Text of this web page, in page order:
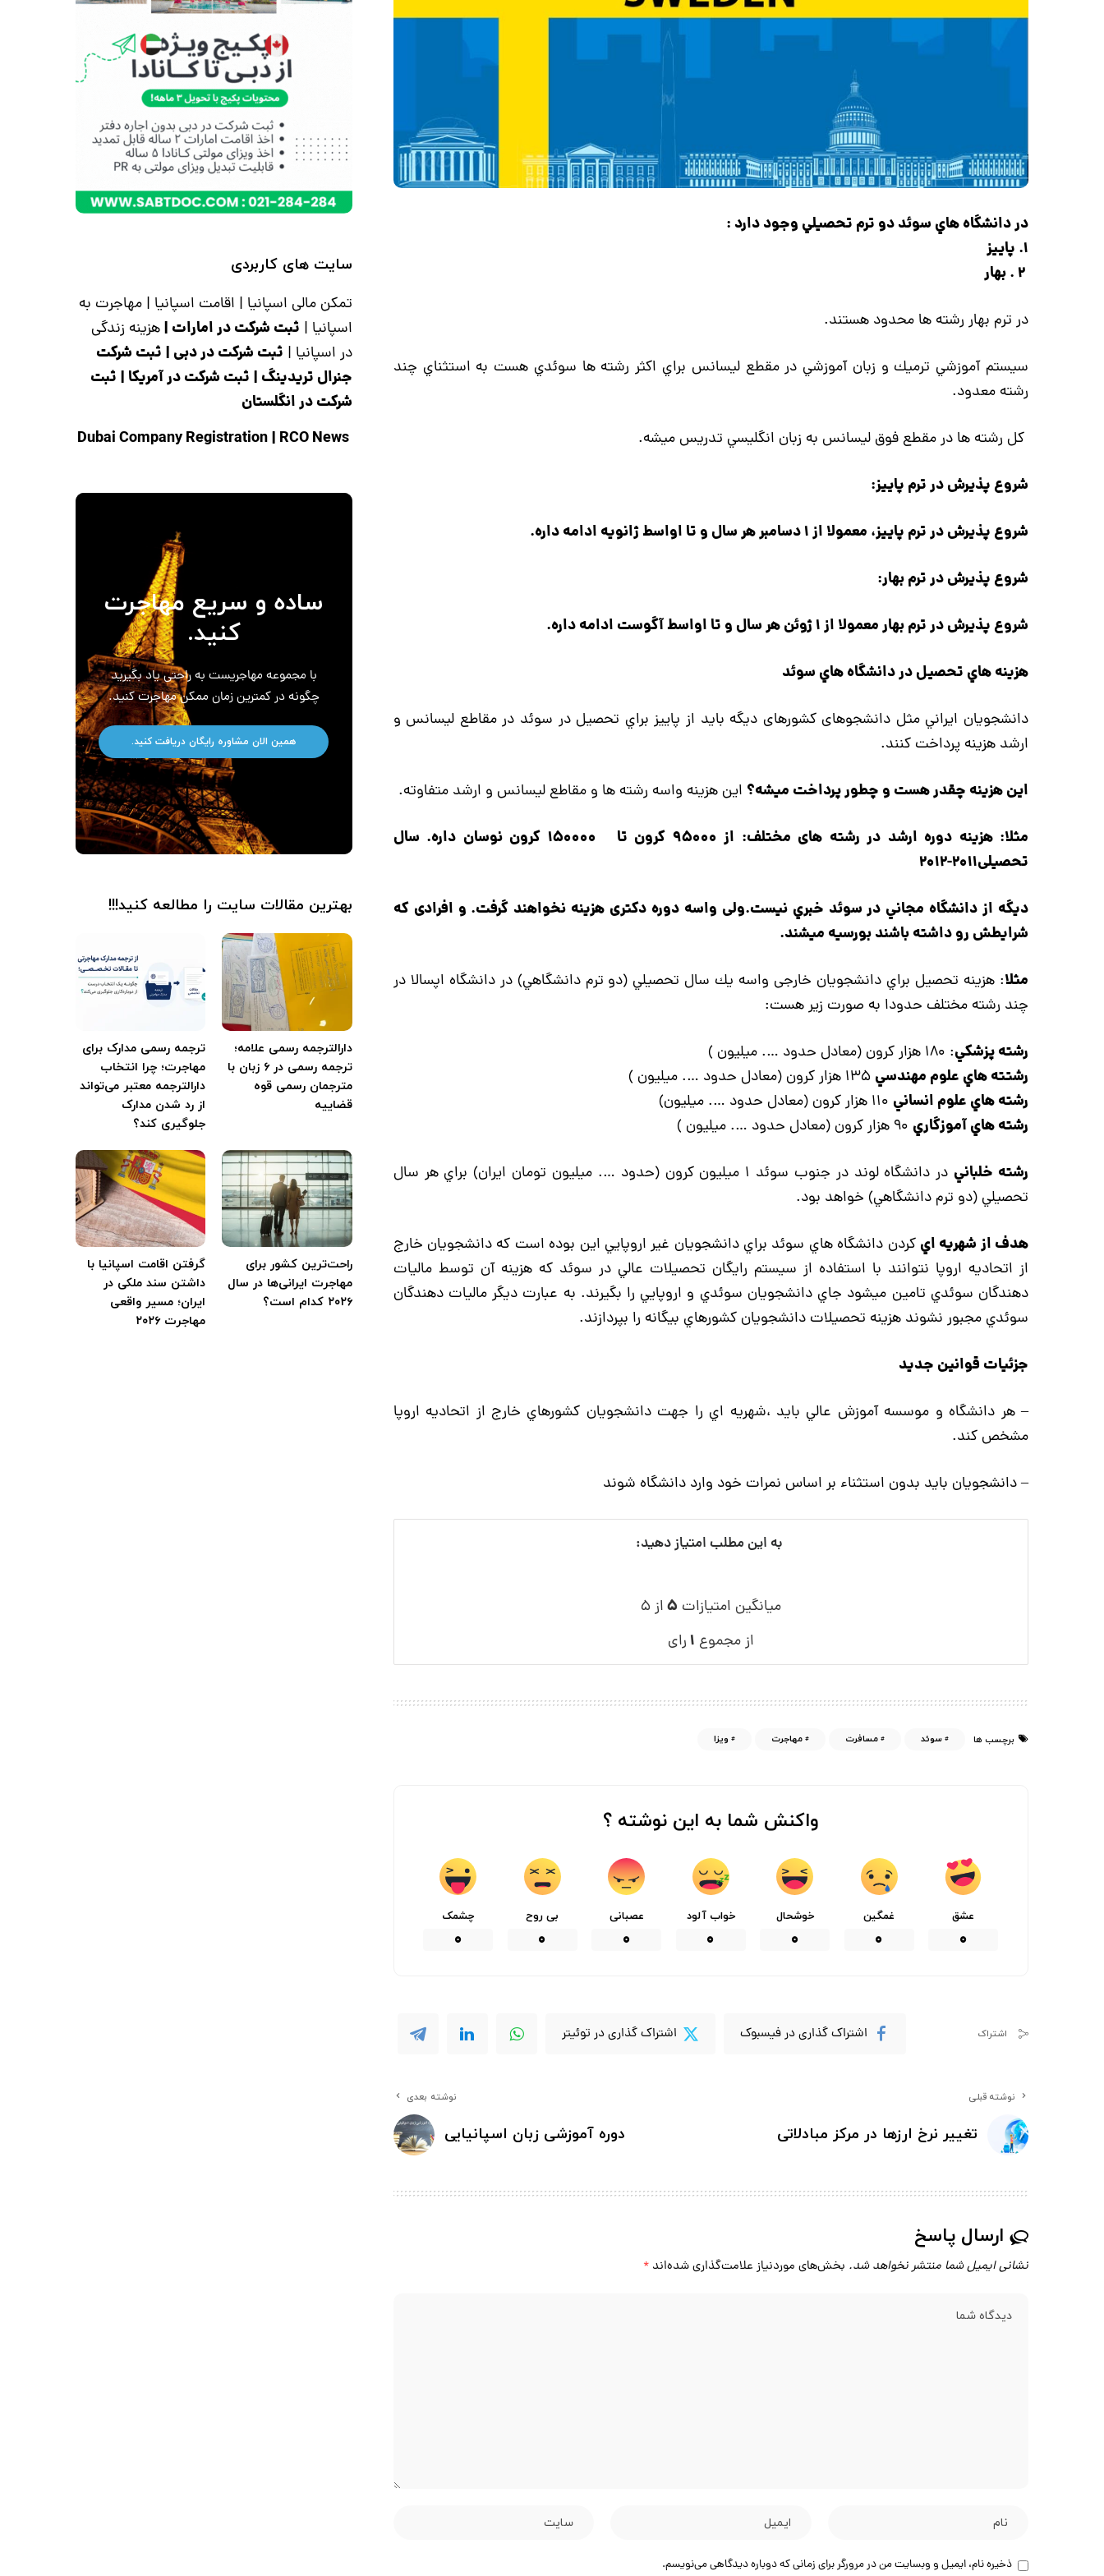
در دانشگاه هاي سوئد دو ترم تحصيلي وجود دارد :
1. پاييز
در ترم بهار رشته ها محدود هستند.
سيستم آموزشي ترميك و زبان آموزشي در مقطع ليسانس براي اكثر رشته ها سوئدي هست به استثناي چند
رشته معدود.
كل رشته ها در مقطع فوق ليسانس به زبان انگليسي تدریس میشه.
شروع پذیرش در ترم پاییز:
شروع پذیرش در ترم پاییز، معمولا از 1 دسامبر هر سال و تا اواسط ژانویه ادامه داره.
شروع پذیرش در ترم بهار:
شروع پذیرش در ترم بهار معمولا از 1 ژوئن هر سال و تا اواسط آگوست ادامه داره.
هزينه هاي تحصيل در دانشگاه هاي سوئد
دانشجويان ايراني مثل دانشجوهای کشورهای دیگه باید از پاييز براي تحصيل در سوئد در مقاطع لیسانس و
ارشد هزینه پرداخت کنند.
این هزینه چقدر هست و چطور پرداخت میشه؟ این هزینه واسه رشته ها و مقاطع لیسانس و ارشد متفاوته.
مثلا: هزینه دوره ارشد در رشته های مختلف: از 95000 کرون تا 150000 کرون نوسان داره. سال
تحصیلی2011-2012
دیگه از دانشگاه مجاني در سوئد خبري نیست.ولی واسه دوره دکتری هزینه نخواهند گرفت. و افرادی که
شرایطش رو داشته باشند بورسیه میشند.
مثلا: هزينه تحصيل براي دانشجويان خارجی واسه يك سال تحصيلي (دو ترم دانشگاهي) در دانشگاه اپسالا در
چند رشته مختلف حدودا به صورت زیر هست:
رشته پزشكي: ۱۸۰ هزار كرون (معادل حدود …. ميليون )
رشتته هاي علوم مهندسي
رشته هاي علوم انساني
رشته هاي آموزگاري
رشته خلباني
در دانشگاه لوند در جنوب سوئد ۱ ميليون كرون (حدود …. ميليون تومان ايران) براي هر سال
تحصيلي (دو ترم دانشگاهي) خواهد بود.
هدف از شهريه اي كردن دانشگاه هاي سوئد براي دانشجويان غير اروپايي اين بوده است كه دانشجويان خارج
از اتحاديه اروپا نتوانند با استفاده از سيستم رايگان تحصيلات عالي در سوئد كه هزينه آن توسط ماليات
دهندگان سوئدي تامين ميشود جاي دانشجويان سوئدي و اروپايي را بگيرند. به عبارت ديگر ماليات دهندگان
سوئدي مجبور نشوند هزينه تحصيلات دانشجويان كشورهاي بيگانه را بپردازند.
جزئيات قوانين جديد
– هر دانشگاه و موسسه آموزش عالي باید ،شهريه اي را جهت دانشجويان كشورهاي خارج از اتحاديه اروپا
مشخص کند.
– دانشجويان باید بدون استثناء بر اساس نمرات خود وارد دانشگاه شوند
به این مطلب امتیاز دهید:
میانگین امتیازات ۵از ۵
از مجموع ۱ رای
برچسب ها سوئد مسافرت مهاجرت ویزا
واکنش شما به این نوشته ؟
عشق
0
غمگین
0
خوشحال
0
خواب آلود
0
عصبانی
0
بی روح
0
چشمک
0
اشتراک اشتراک گذاری در فیسبوک اشتراک گذاری در توئیتر
نوشته قبلی
تغییر نرخ ارزها در مرکز مبادلاتی
نوشته بعدی
دوره آموزشی زبان اسپانیایی
ارسال پاسخ
نشانی ایمیل شما منتشر نخواهد شد. بخش‌های موردنیاز علامت‌گذاری شده‌اند *
ذخیره نام، ایمیل و وبسایت من در مرورگر برای زمانی که دوباره دیدگاهی می‌نویسم.
سایت های کاربردی
تمکن مالی اسپانیا | اقامت اسپانیا |مهاجرت به
اسپانیا | ثبت شرکت در امارات |هزینه زندگی
در اسپانیا | ثبت شرکت در دبی | ثبت شرکت
جنرال تریدینگ | ثبت شرکت در آمریکا | ثبت
شرکت در انگلستان
Dubai Company Registration
| RCO News
ساده و سریع مهاجرت
کنید.
با مجموعه مهاجریست به راحتی یاد بگیرید
چگونه در کمترین زمان ممکن مهاجرت کنید.
همین الان مشاوره رایگان دریافت کنید.
بهترین مقالات سایت را مطالعه کنید!!!
دارالترجمه رسمی علامه؛
ترجمه رسمی در ۶ زبان با
مترجمان رسمی قوه
قضاییه
ترجمه رسمی مدارک برای
مهاجرت؛ چرا انتخاب
دارالترجمه معتبر می‌تواند
از رد شدن مدارک
جلوگیری کند؟
راحت‌ترین کشور برای
مهاجرت ایرانی‌ها در سال
۲۰۲۶ کدام است؟
گرفتن اقامت اسپانیا با
داشتن سند ملکی در
ایران؛ مسیر واقعی
مهاجرت ۲۰۲۶